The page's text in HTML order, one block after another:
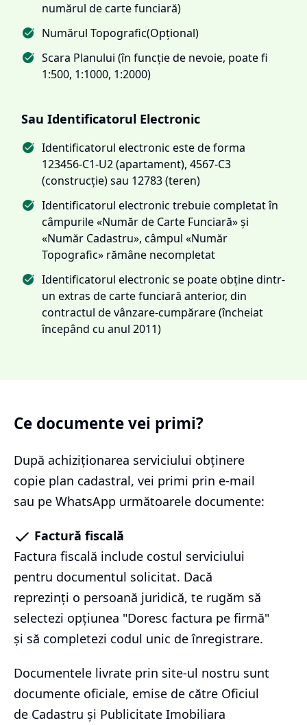
numărul de carte funciară)
Numărul Topografic(Opțional)
Scara Planului (în funcție de nevoie, poate fi
1:500, 1:1000, 1:2000)
Sau Identificatorul Electronic
Identificatorul electronic este de forma
123456-C1-U2 (apartament), 4567-C3
(construcție) sau 12783 (teren)
Identificatorul electronic trebuie completat în
câmpurile «Număr de Carte Funciară» și
«Număr Cadastru», câmpul «Număr
Topografic» rămâne necompletat
Identificatorul electronic se poate obține dintr-
un extras de carte funciară anterior, din
contractul de vânzare-cumpărare (încheiat
începând cu anul 2011)
Ce documente vei primi?
După achiziționarea serviciului obținere
copie plan cadastral, vei primi prin e-mail
sau pe WhatsApp următoarele documente:
Factură fiscală
Factura fiscală include costul serviciului
pentru documentul solicitat. Dacă
reprezinți o persoană juridică, te rugăm să
selectezi opțiunea "Doresc factura pe firmă"
și să completezi codul unic de înregistrare.
Documentele livrate prin site-ul nostru sunt
documente oficiale, emise de către Oficiul
de Cadastru și Publicitate Imobiliara